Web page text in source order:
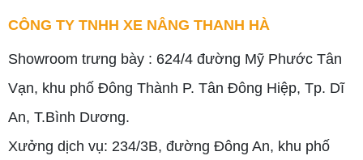
CÔNG TY TNHH XE NÂNG THANH HÀ
Showroom trưng bày : 624/4 đường Mỹ Phước Tân
Vạn, khu phố Đông Thành P. Tân Đông Hiệp, Tp. Dĩ
An, T.Bình Dương.
Xưởng dịch vụ: 234/3B, đường Đông An, khu phố